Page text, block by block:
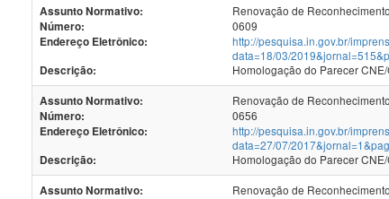
Assunto Normativo: Renovação de Reconhecimento
Número:
0609
Endereço Eletrônico:
http://pesquisa.in.gov.br/
data=18/03/
Descrição:
Homologação do Parecer
Assunto Normativo: Renovação de Reconhecimento
Número:
0656
Endereço Eletrônico:
http://pesquisa.in.gov.br/
data=27/07/
Descrição:
Homologação do Parecer
Assunto Normativo: Renovação de Reconhecimento